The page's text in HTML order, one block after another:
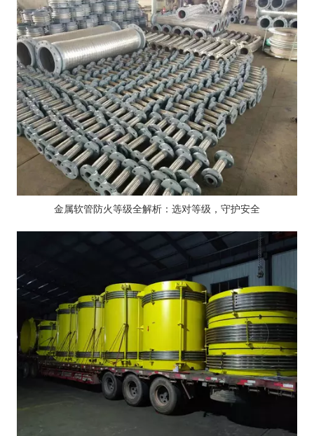
金属软管防火等级全解析：选对等级，守护安全